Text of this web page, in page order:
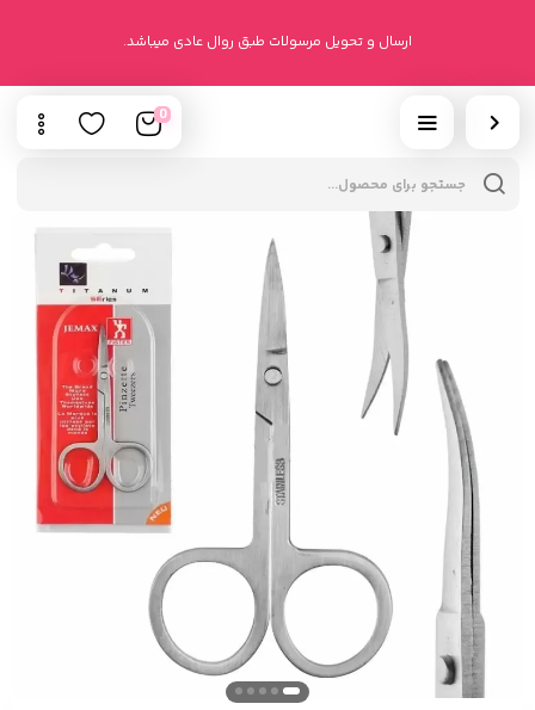
ارسال و تحویل مرسولات طبق روال عادی میباشد.
0